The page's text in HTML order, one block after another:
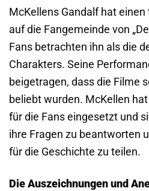
McKellens Gandalf hat
auf die Fangemeinde von
Fans betrachten ihn als die
Charakters. Seine
beigetragen, dass die Filme
beliebt wurden. McKellen
für die Fans eingesetzt und
ihre Fragen zu beantworten
für die Geschichte zu teilen.
Die Auszeichnungen und